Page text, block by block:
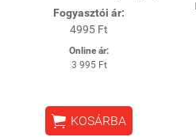
Fogyasztói ár:
4995 Ft
Online ár:
3 995 Ft
 KOSÁRBA